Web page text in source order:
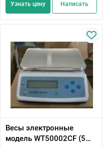
Узнать цену Написать
Весы электронные
модель WT50002СF (5